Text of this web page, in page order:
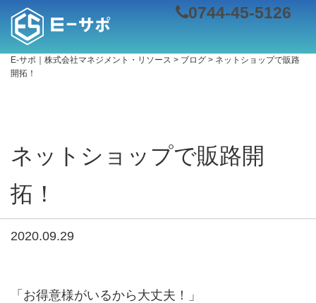
0744-45-5126
E-サポ｜株式会社マネジメント・リソース > ブログ > ネットショップで販路
開拓！
ネットショップで販路開
拓！
2020.09.29
「お得意様がいるから大丈夫！」